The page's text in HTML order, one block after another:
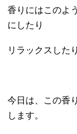
香りにはこのよ
にしたり
リラックスした
今日は、この香
します。